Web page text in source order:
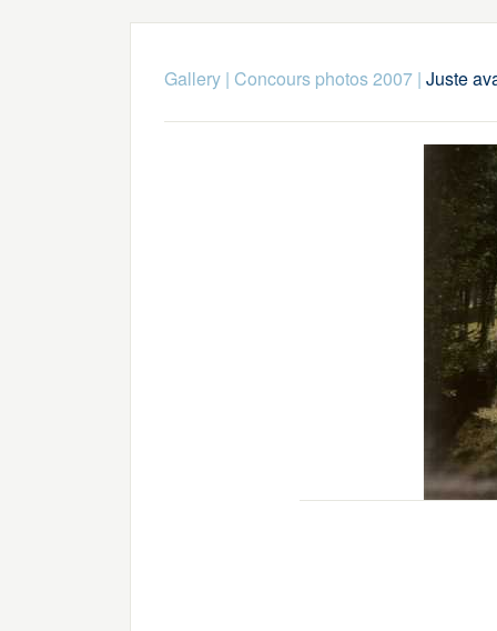
Gallery| Concours photos 2007| Juste